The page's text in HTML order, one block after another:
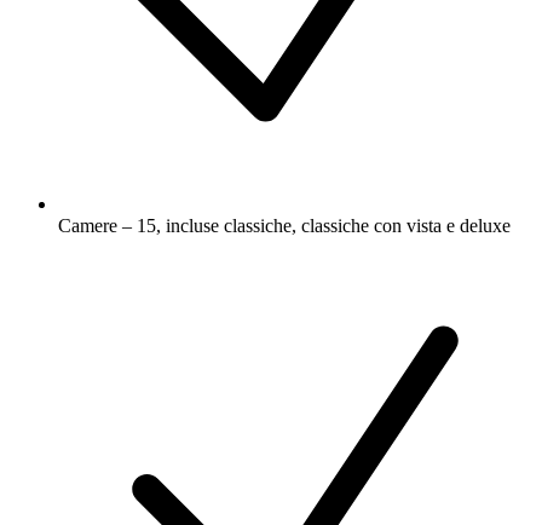
Camere – 15, incluse classiche, classiche con vista e deluxe